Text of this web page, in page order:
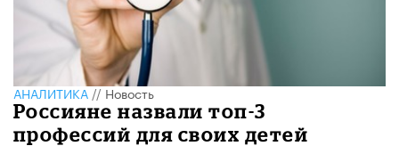
АНАЛИТИКА//Новость
Россияне назвали топ-3
профессий для своих детей